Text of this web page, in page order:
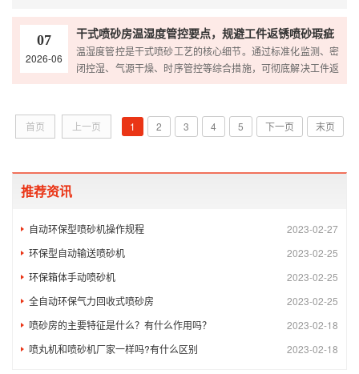
07
2026-06
干式喷砂房温湿度管控要点，规避工件返锈喷砂瑕疵
温湿度管控是干式喷砂工艺的核心细节。通过标准化监测、密
闭控湿、气源干燥、时序管控等综合措施，可彻底解决工件返
锈、喷砂花斑、涂层脱落等常见瑕疵，稳定喷砂等级与基材...
首页 上一页 1 2 3 4 5 下一页 末页
推荐资讯
2023-02-27
自动环保型喷砂机操作规程
2023-02-25
环保型自动输送喷砂机
2023-02-25
环保箱体手动喷砂机
2023-02-25
全自动环保气力回收式喷砂房
2023-02-18
喷砂房的主要特征是什么？有什么作用吗？
2023-02-18
喷丸机和喷砂机厂家一样吗?有什么区别